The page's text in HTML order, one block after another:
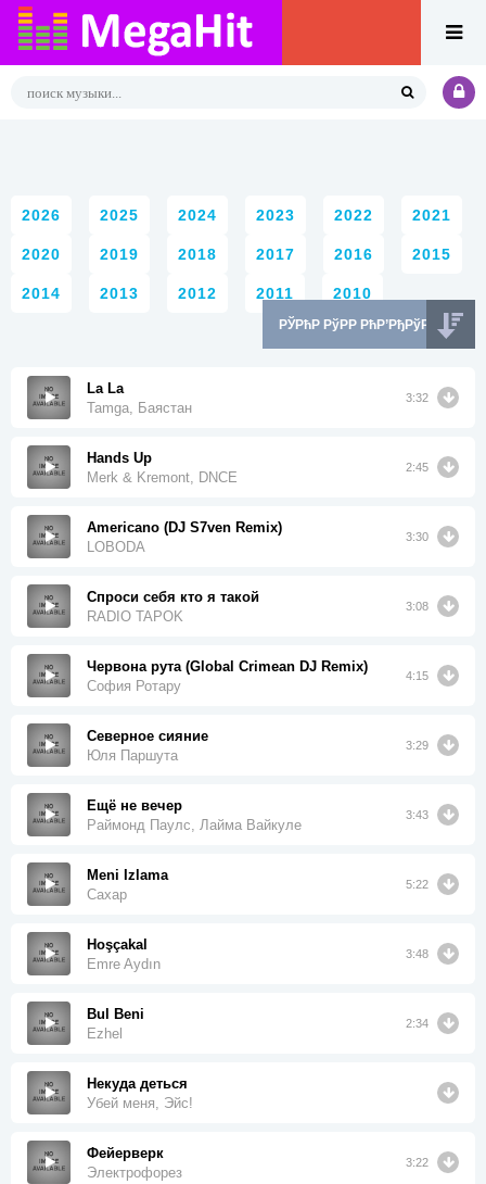
2026 2025 2024 2023 2022 2021
2020 2019 2018 2017 2016 2015
2014 2013 2012 2011 2010
La La
Tamga, Баястан
3:32
Hands Up
Merk & Kremont, DNCE
2:45
Americano (DJ S7ven Remix)
LOBODA
3:30
Спроси себя кто я такой
RADIO TAPOK
3:08
Червона рута (Global Crimean DJ Remix)
София Ротару
4:15
Северное сияние
Юля Паршута
3:29
Ещё не вечер
Раймонд Паулс, Лайма Вайкуле
3:43
Meni Izlama
Сахар
5:22
Hoşçakal
Emre Aydın
3:48
Bul Beni
Ezhel
2:34
Некуда деться
Убей меня, Эйс!
Фейерверк
Электрофорез
3:22